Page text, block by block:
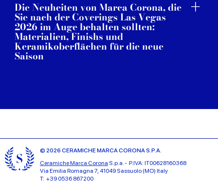
Die Neuheiten von Marca Corona, die
Sie nach der Coverings Las Vegas
2026 im Auge behalten sollten:
Materialien, Finishs und
Keramikoberflächen für die neue
Saison
© 2026 CERAMICHE MARCA CORONA S.P.A.
Ceramiche Marca Corona S.p.a. - P.IVA: IT00628160368
Via Emilia Romagna 7, 41049 Sassuolo (MO) Italy
T: +39 0536 867200